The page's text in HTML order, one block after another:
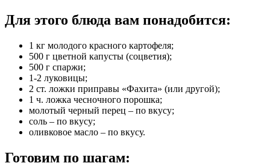
Для этого блюда вам понадобится:
1 кг молодого красного картофеля;
500 г цветной капусты (соцветия);
500 г спаржи;
1-2 луковицы;
2 ст. ложки приправы «Фахита» (или другой);
1 ч. ложка чесночного порошка;
молотый черный перец – по вкусу;
соль – по вкусу;
оливковое масло – по вкусу.
Готовим по шагам: